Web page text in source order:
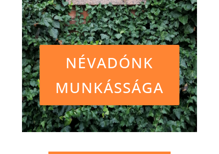
NÉVADÓNK
MUNKÁSSÁGA